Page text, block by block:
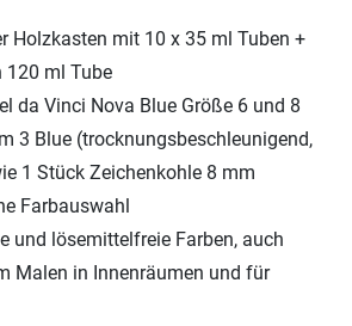
Holzkasten mit 10 x 35 ml Tuben +
ml Tube
da Vinci Nova Blue Größe 6 und 8
3 Blue (trocknungsbeschleunigend,
1 Stück Zeichenkohle 8 mm
Farbauswahl
und lösemittelfreie Farben, auch
Malen in Innenräumen und für